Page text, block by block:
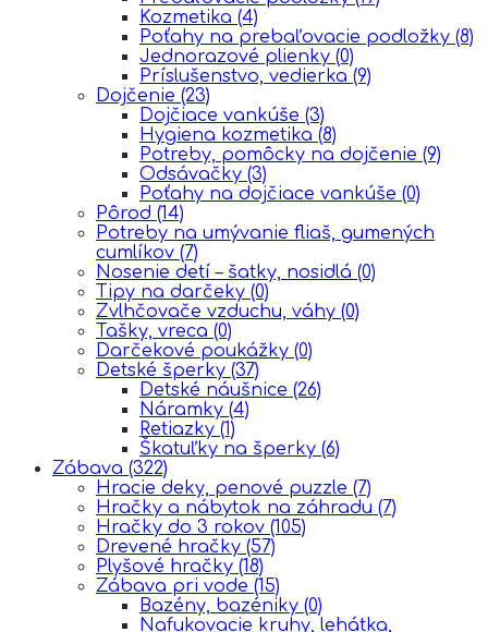
Kozmetika (4)
Poťahy na prebaľovacie podložky (8)
Jednorazové plienky (0)
Príslušenstvo, vedierka (9)
Dojčenie (23)
Dojčiace vankúše (3)
Hygiena kozmetika (8)
Potreby, pomôcky na dojčenie (9)
Odsávačky (3)
Poťahy na dojčiace vankúše (0)
Pôrod (14)
Potreby na umývanie fliaš, gumených
cumlíkov (7)
Nosenie detí – šatky, nosidlá (0)
Tipy na darčeky (0)
Zvlhčovače vzduchu, váhy (0)
Tašky, vreca (0)
Darčekové poukážky (0)
Detské šperky (37)
Detské náušnice (26)
Náramky (4)
Retiazky (1)
Škatuľky na šperky (6)
Zábava (322)
Hracie deky, penové puzzle (7)
Hračky a nábytok na záhradu (7)
Hračky do 3 rokov (105)
Drevené hračky (57)
Plyšové hračky (18)
Zábava pri vode (15)
Bazény, bazéniky (0)
Nafukovacie kruhy, lehátka,